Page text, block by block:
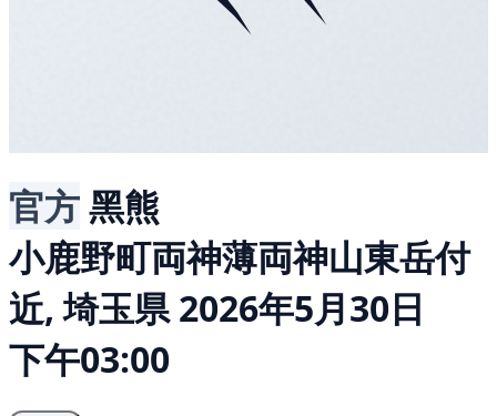
官方黑熊
小鹿野町両神薄両神山東岳付
近, 埼玉県 2026年5月30日
下午03:00